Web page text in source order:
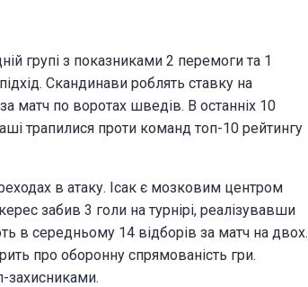
групі з показниками 2 перемоги та 1
Скандинави роблять ставку на
матч по воротах шведів. В останніх 10
трапилися проти команд топ-10 рейтингу
в атаку. Ісак є мозковим центром
забив 3 голи на турнірі, реалізувавши
в середньому 14 відборів за матч на двох.
про оборонну спрямованість гри.
захисниками.